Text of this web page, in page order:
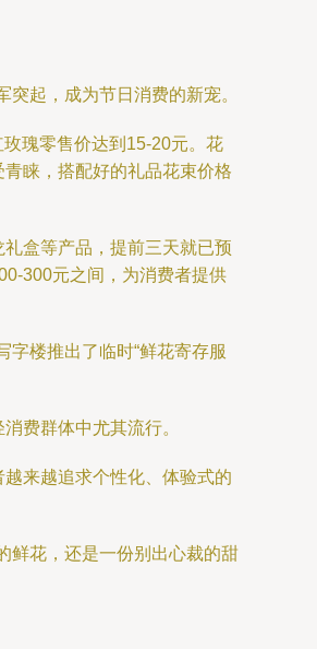
起，成为节日消费的新宠。
瑰零售价达到15-20元。花
睐，搭配好的礼品花束价格
盒等产品，提前三天就已预
300元之间，为消费者提供
楼推出了临时“鲜花寄存服
费群体中尤其流行。
来越追求个性化、体验式的
鲜花，还是一份别出心裁的甜